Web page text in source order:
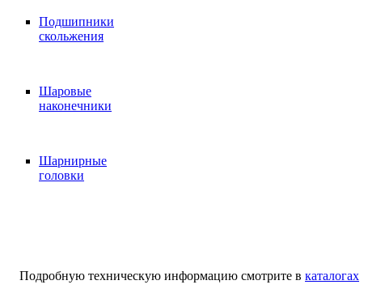
Подшипники
скольжения
Шаровые
наконечники
Шарнирные
головки
Подробную техническую информацию смотрите в каталогах